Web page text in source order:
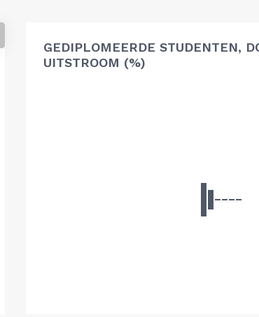
GEDIPLOMEERDE STUDENTEN,
UITSTROOM (%)